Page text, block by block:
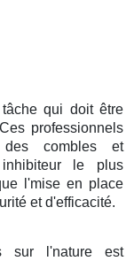
qui doit être
professionnels
des combles et
le plus
l'mise en place
et d'efficacité.
sur l'nature est